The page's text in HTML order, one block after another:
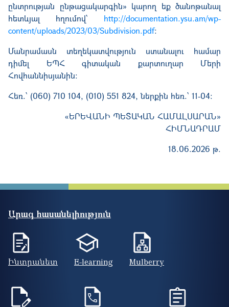
ընտրության ընթա­ցա­կար­գին» կարող եք ծանոթանալ
հետևյալ հղումով՝ http://documentation.ysu.am/wp-
content/uploads/2023/03/Subdivision.pdf:
Մանրամասն տեղեկատվություն ստանալու համար
դիմել ԵՊՀ գիտական քարտուղար Մերի
Հովհաննիսյանին:
Հեռ.՝ (060) 710 104, (010) 551 824, ներքին հեռ.՝ 11-04:
«ԵՐԵՎԱՆԻ ՊԵՏԱԿԱՆ ՀԱՄԱԼՍԱՐԱՆ»
ՀԻՄՆԱԴՐԱՄ
18.06.2026 թ.
Արագ հասանելիություն
Ինտրանետ E-learning Mulberry